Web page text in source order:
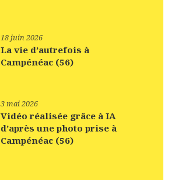
18 juin 2026
La vie d’autrefois à
Campénéac (56)
3 mai 2026
Vidéo réalisée grâce à IA
d’après une photo prise à
Campénéac (56)